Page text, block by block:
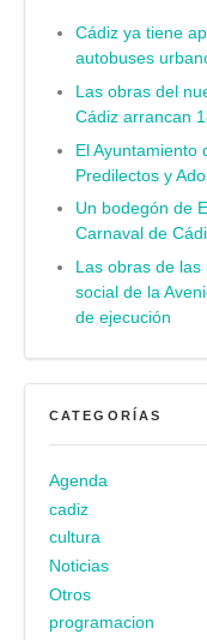
Cádiz ya tiene
autobuses
Las obras del
Cádiz arrancan
El Ayuntamiento
Predilectos y
Un bodegón de
Carnaval de
Las obras de
social de la
de ejecución
CATEGORÍAS
Agenda
cadiz
cultura
Noticias
Otros
programacion